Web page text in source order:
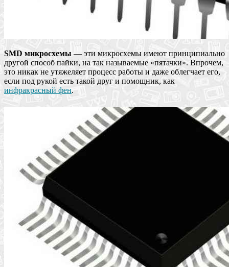
SMD микросхемы — эти микросхемы имеют принципиально
другой способ пайки, на так называемые «пятачки». Впрочем,
это никак не утяжеляет процесс работы и даже облегчает его,
если под рукой есть такой друг и помощник, как
инфракрасный фен.